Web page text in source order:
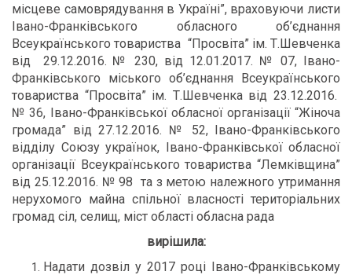
місцеве самоврядування в Україні”, враховуючи листи
Івано-Франківського обласного об’єднання
Всеукраїнського товариства “Просвіта” ім. Т.Шевченка
від 29.12.2016. № 230, від 12.01.2017. № 07, Івано-
Франківського міського об’єднання Всеукраїнського
товариства “Просвіта” ім. Т.Шевченка від 23.12.2016.
№ 36, Івано-Франківської обласної організації “Жіноча
громада” від 27.12.2016. № 52, Івано-Франківського
відділу Союзу українок, Івано-Франківської обласної
організації Всеукраїнського товариства “Лемківщина”
від 25.12.2016. № 98 та з метою належного утримання
нерухомого майна спільної власності територіальних
громад сіл, селищ, міст області обласна рада
вирішила:
Надати дозвіл у 2017 році Івано-Франківському